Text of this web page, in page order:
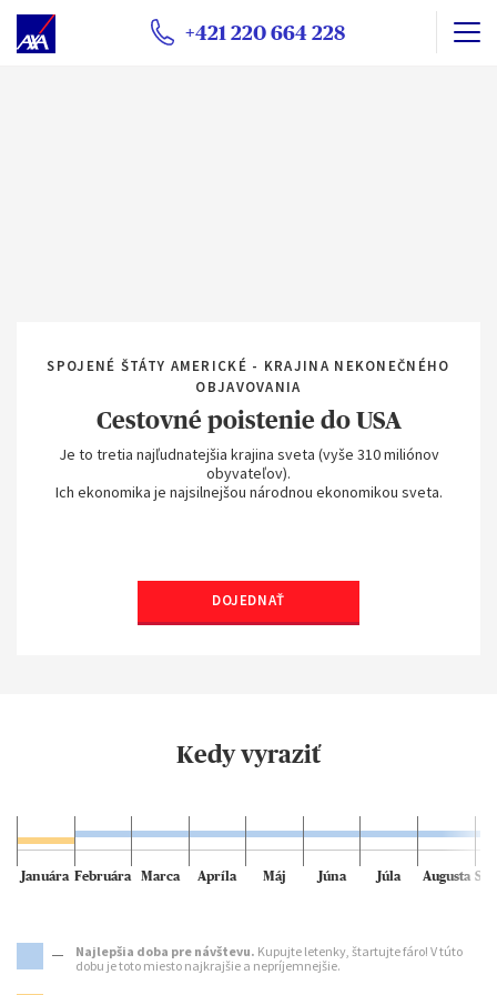
+421 220 664 228
SPOJENÉ ŠTÁTY AMERICKÉ - KRAJINA NEKONEČNÉHO
OBJAVOVANIA
Cestovné poistenie do USA
Je to tretia najľudnatejšia krajina sveta (vyše 310 miliónov
obyvateľov).
Ich ekonomika je najsilnejšou národnou ekonomikou sveta.
DOJEDNAŤ
Kedy vyraziť
Januára Februára Marca Apríla Máj Júna Júla Augusta
Najlepšia doba pre návštevu. Kupujte letenky, štartujte fáro! V túto
dobu je toto miesto najkrajšie a nepríjemnejšie.